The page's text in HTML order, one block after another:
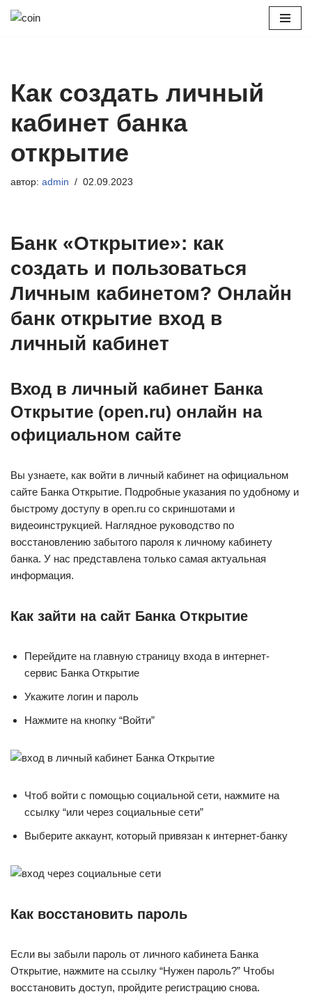
Как создать личный
кабинет банка
открытие
автор: admin 02.09.2023
Банк «Открытие»: как
создать и пользоваться
Личным кабинетом? Онлайн
банк открытие вход в
личный кабинет
Вход в личный кабинет Банка
Открытие (open.ru) онлайн на
официальном сайте
Вы узнаете, как войти в личный кабинет на официальном
сайте Банка Открытие. Подробные указания по удобному и
быстрому доступу в open.ru со скриншотами и
видеоинструкцией. Наглядное руководство по
восстановлению забытого пароля к личному кабинету
банка. У нас представлена только самая актуальная
информация.
Как зайти на сайт Банка Открытие
Перейдите на главную страницу входа в интернет-
сервис Банка Открытие
Укажите логин и пароль
Нажмите на кнопку “Войти”
Чтоб войти с помощью социальной сети, нажмите на
ссылку “или через социальные сети”
Выберите аккаунт, который привязан к интернет-банку
Как восстановить пароль
Если вы забыли пароль от личного кабинета Банка
Открытие, нажмите на ссылку “Нужен пароль?” Чтобы
восстановить доступ, пройдите регистрацию снова.